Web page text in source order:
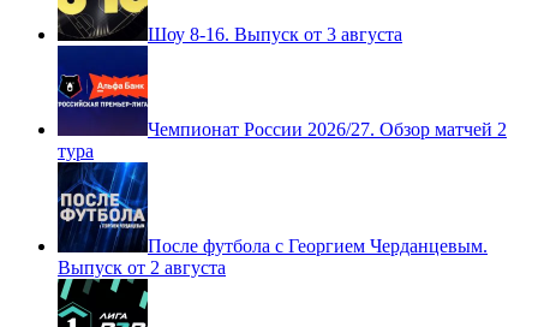
Шоу 8-16. Выпуск от 3 августа
Чемпионат России 2026/27. Обзор матчей 2
тура
После футбола с Георгием Черданцевым.
Выпуск от 2 августа